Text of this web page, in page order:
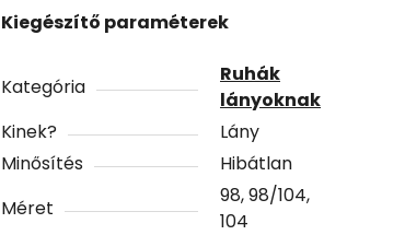
Kiegészítő paraméterek
Kategória
Ruhák
lányoknak
Kinek?
Lány
Minősítés
Hibátlan
Méret
98, 98/104,
104